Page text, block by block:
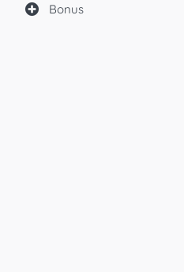
Bonus